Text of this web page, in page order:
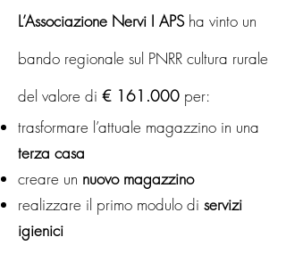
L’Associazione Nervi I APSha vinto un
bando regionale sul PNRR cultura rurale
del valore di € 161.000 per:
trasformare l’attuale magazzino in una
terza casa
creare un nuovo magazzino
realizzare il primo modulo di servizi
igienici